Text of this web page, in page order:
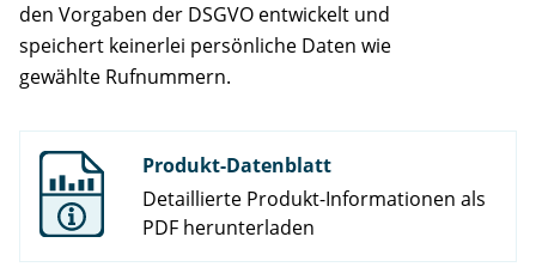
den Vorgaben der DSGVO entwickelt und
speichert keinerlei persönliche Daten wie
gewählte Rufnummern.
Produkt-Datenblatt
Detaillierte Produkt-Informationen als
PDF herunterladen